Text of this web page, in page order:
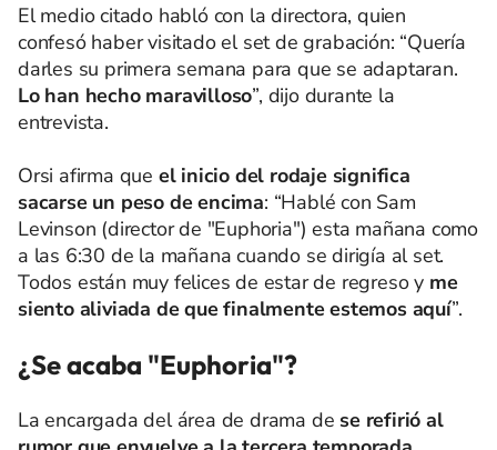
El medio citado habló con la directora, quien
confesó haber visitado el set de grabación: “Quería
darles su primera semana para que se adaptaran.
Lo han hecho maravilloso”, dijo durante la
entrevista.
Orsi afirma que el inicio del rodaje significa
sacarse un peso de encima: “Hablé con Sam
Levinson (director de "Euphoria") esta mañana como
a las 6:30 de la mañana cuando se dirigía al set.
Todos están muy felices de estar de regreso y me
siento aliviada de que finalmente estemos aquí”.
¿Se acaba "Euphoria"?
La encargada del área de drama de se refirió al